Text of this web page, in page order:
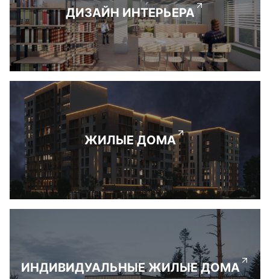
ДИЗАЙН ИНТЕРЬЕРА
ЖИЛЫЕ ДОМА
ИНДИВИДУАЛЬНЫЕ ЖИЛЫЕ ДОМА